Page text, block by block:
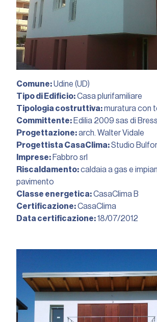
Comune:Udine (UD)
Tipo di Edificio:Casa plurifamiliare
Tipologia costruttiva:muratura con
Committente: Edilia 2009 sas di
Progettazione:arch. Walter Vidale
Progettista CasaClima:Studio
Imprese: Fabbro srl
Riscaldamento:caldaia a gas e
pavimento
Classe energetica:CasaClima B
Certificazione:CasaClima
Data certificazione:18/07/2012︎